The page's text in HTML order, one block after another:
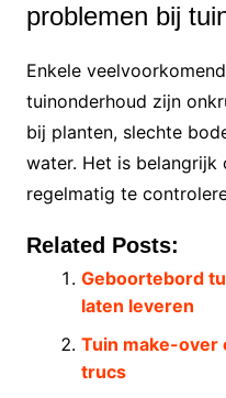
problemen bij
Enkele
tuinonderhoud zijn
bij planten, slechte
water. Het is belangrijk
regelmatig te
Related Posts:
Geboortebord
laten leveren
Tuin make-over
trucs